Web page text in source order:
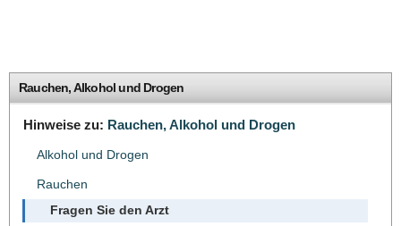
Rauchen, Alkohol und Drogen
Hinweise zu: Rauchen, Alkohol und Drogen
Alkohol und Drogen
Rauchen
Fragen Sie den Arzt